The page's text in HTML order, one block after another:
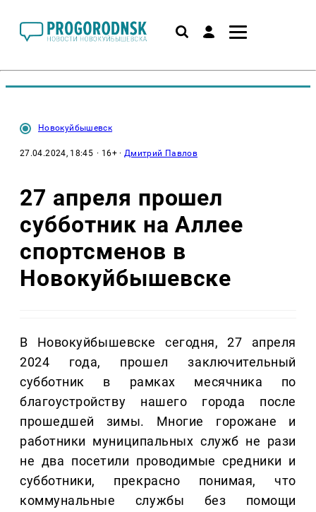
Новокуйбышевск
27.04.2024, 18:45 · 16+ ·Дмитрий Павлов
27 апреля прошел
субботник на Аллее
спортсменов в
Новокуйбышевске
В Новокуйбышевске сегодня, 27 апреля
2024 года, прошел заключительный
субботник в рамках месячника по
благоустройству нашего города после
прошедшей зимы. Многие горожане и
работники муниципальных служб не рази
не два посетили проводимые средники и
субботники, прекрасно понимая, что
коммунальные службы без помощи